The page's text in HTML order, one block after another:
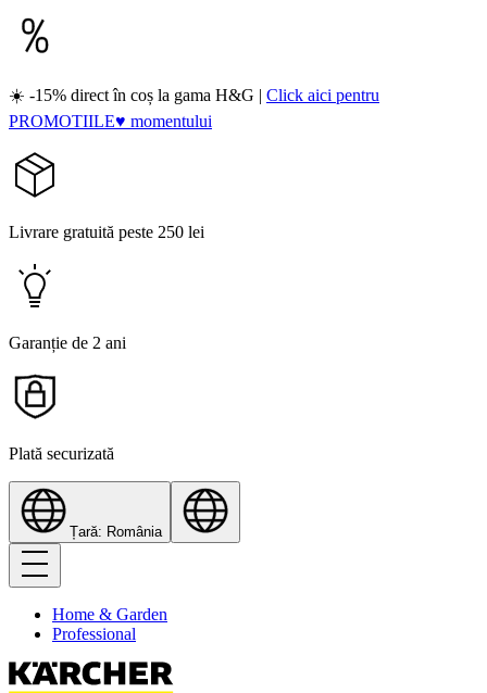
☀️ -15% direct în coș la gama H&G | Click aici pentru
PROMOTIILE♥ momentului
Livrare gratuită peste 250 lei
Garanție de 2 ani
Plată securizată
Țară: România
Home & Garden
Professional